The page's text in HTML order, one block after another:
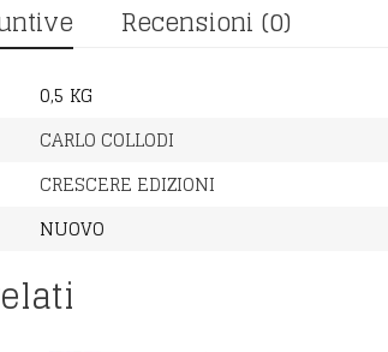
Recensioni (0)
0,5 KG
CARLO COLLODI
CRESCERE EDIZIONI
NUOVO